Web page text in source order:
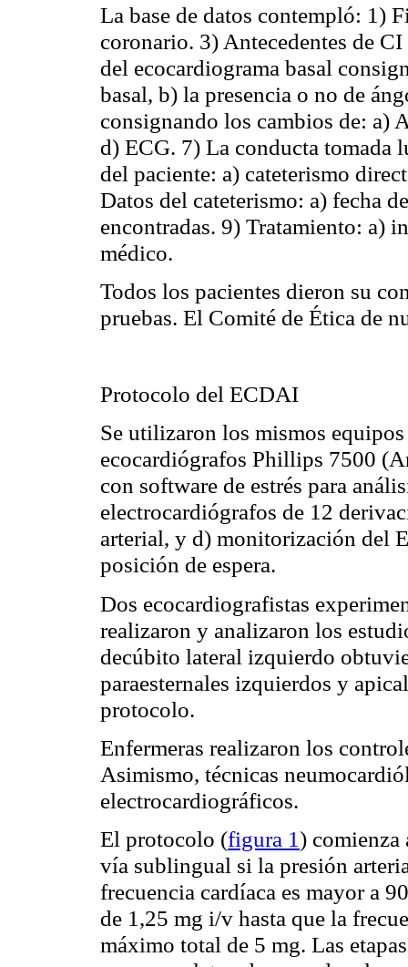
La base de datos contempló: 1)
coronario. 3) Antecedentes de
del ecocardiograma basal
basal, b) la presencia o no de
consignando los cambios de: a)
d) ECG. 7) La conducta tomada
del paciente: a) cateterismo
Datos del cateterismo: a) fecha
encontradas. 9) Tratamiento: a)
médico.
Todos los pacientes dieron su
pruebas. El Comité de Ética de
Protocolo del ECDAI
Se utilizaron los mismos
ecocardiógrafos Phillips 7500 (
con software de estrés para
electrocardiógrafos de 12
arterial, y d) monitorización del
posición de espera.
Dos ecocardiografistas
realizaron y analizaron los
decúbito lateral izquierdo
paraesternales izquierdos y
protocolo.
Enfermeras realizaron los
Asimismo, técnicas
electrocardiográficos.
El protocolo (figura 1)
vía sublingual si la presión
frecuencia cardíaca es mayor a
de 1,25 mg i/v hasta que la
máximo total de 5 mg. Las